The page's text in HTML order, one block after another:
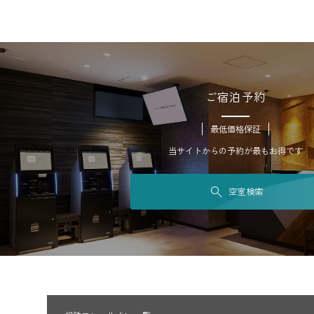
ご宿泊予約
最低価格保証
当サイトからの予約が最もお得です
空室検索